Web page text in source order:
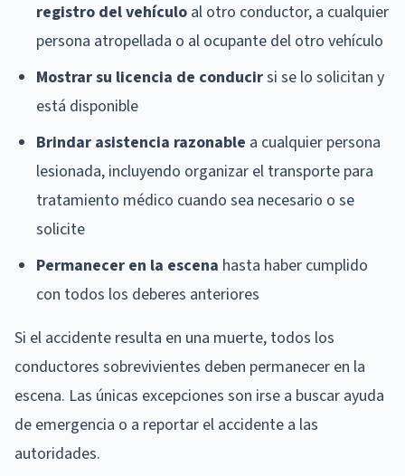
registro del vehículo al otro conductor, a cualquier
persona atropellada o al ocupante del otro vehículo
Mostrar su licencia de conducirsi se lo solicitan y
está disponible
Brindar asistencia razonable a cualquier persona
lesionada, incluyendo organizar el transporte para
tratamiento médico cuando sea necesario o se
solicite
Permanecer en la escena hasta haber cumplido
con todos los deberes anteriores
Si el accidente resulta en una muerte, todos los
conductores sobrevivientes deben permanecer en la
escena. Las únicas excepciones son irse a buscar ayuda
de emergencia o a reportar el accidente a las
autoridades.